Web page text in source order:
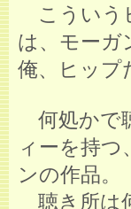
こういう
は、モーガ
俺、ヒップ
何処かで
ィーを持つ
ンの作品。
聴き所は